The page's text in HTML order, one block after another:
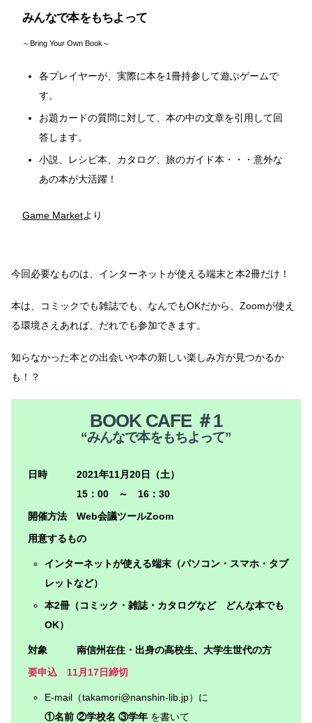
みんなで本をもちよって
～Bring Your Own Book～
各プレイヤーが、実際に本を1冊持参して遊ぶゲームで
す。
お題カードの質問に対して、本の中の文章を引用して回
答します。
小説、レシピ本、カタログ、旅のガイド本・・・意外な
あの本が大活躍！
Game Marketより
今回必要なものは、インターネットが使える端末と本2冊だけ！
本は、コミックでも雑誌でも、なんでもOKだから、Zoomが使え
る環境さえあれば、だれでも参加できます。
知らなかった本との出会いや本の新しい楽しみ方が見つかるか
も！？
BOOK CAFE ＃1
“みんなで本をもちよって”
日時 2021年11月20日（土）
15：00 ～ 16：30
開催方法 Web会議ツールZoom
用意するもの
インターネットが使える端末（パソコン・スマホ・タブ
レットなど）
本2冊（コミック・雑誌・カタログなど どんな本でも
OK）
対象 南信州在住・出身の高校生、大学生世代の方
要申込
11月17日締切
E-mail（takamori@nanshin-lib.jp）に
①名前 ②学校名 ③学年 を書いて